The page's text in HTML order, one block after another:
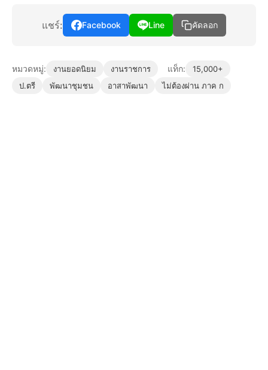
แชร์: Facebook Line คัดลอก
หมวดหมู่: งานยอดนิยม งานราชการ แท็ก:
15,000+
ป.ตรี
พัฒนาชุมชน อาสาพัฒนา ไม่ต้องผ่าน ภาค ก